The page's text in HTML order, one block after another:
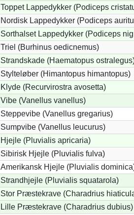
Toppet Lappedykker (Podiceps
Nordisk Lappedykker (Podiceps
Sorthalset Lappedykker (Podiceps
Triel (Burhinus oedicnemus)
Strandskade (Haematopus
Stylteløber (Himantopus himantopus)
Klyde (Recurvirostra avosetta)
Vibe (Vanellus vanellus)
Steppevibe (Vanellus gregarius)
Sumpvibe (Vanellus leucurus)
Hjejle (Pluvialis apricaria)
Sibirisk Hjejle (Pluvialis fulva)
Amerikansk Hjejle (Pluvialis
Strandhjejle (Pluvialis squatarola)
Stor Præstekrave (Charadrius
Lille Præstekrave (Charadrius dubius)